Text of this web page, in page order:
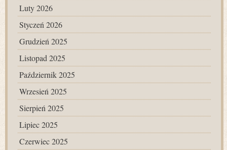
Luty 2026
Styczeń 2026
Grudzień 2025
Listopad 2025
Październik 2025
Wrzesień 2025
Sierpień 2025
Lipiec 2025
Czerwiec 2025